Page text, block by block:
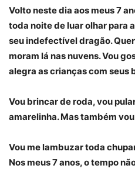
Volto neste dia aos meus 7
toda noite de luar olhar para
seu indefectível dragão.
moram lá nas nuvens. Vou
alegra as crianças com seus
Vou brincar de roda, vou
amarelinha. Mas também
Vou me lambuzar toda
Nos meus 7 anos, o tempo